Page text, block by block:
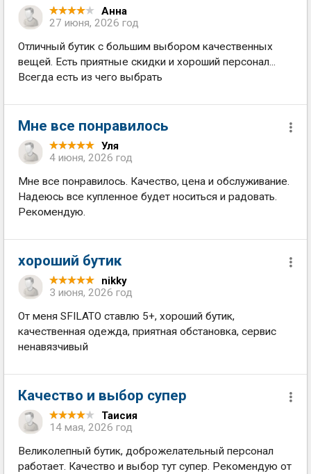
Анна
27 июня, 2026 год
Отличный бутик с большим выбором качественных
вещей. Есть приятные скидки и хороший персонал...
Всегда есть из чего выбрать
Мне все понравилось
Уля
4 июня, 2026 год
Мне все понравилось. Качество, цена и обслуживание.
Надеюсь все купленное будет носиться и радовать.
Рекомендую.
хороший бутик
nikky
3 июня, 2026 год
От меня SFILATO ставлю 5+, хороший бутик,
качественная одежда, приятная обстановка, сервис
ненавязчивый
Качество и выбор супер
Таисия
14 мая, 2026 год
Великолепный бутик, доброжелательный персонал
работает. Качество и выбор тут супер. Рекомендую от